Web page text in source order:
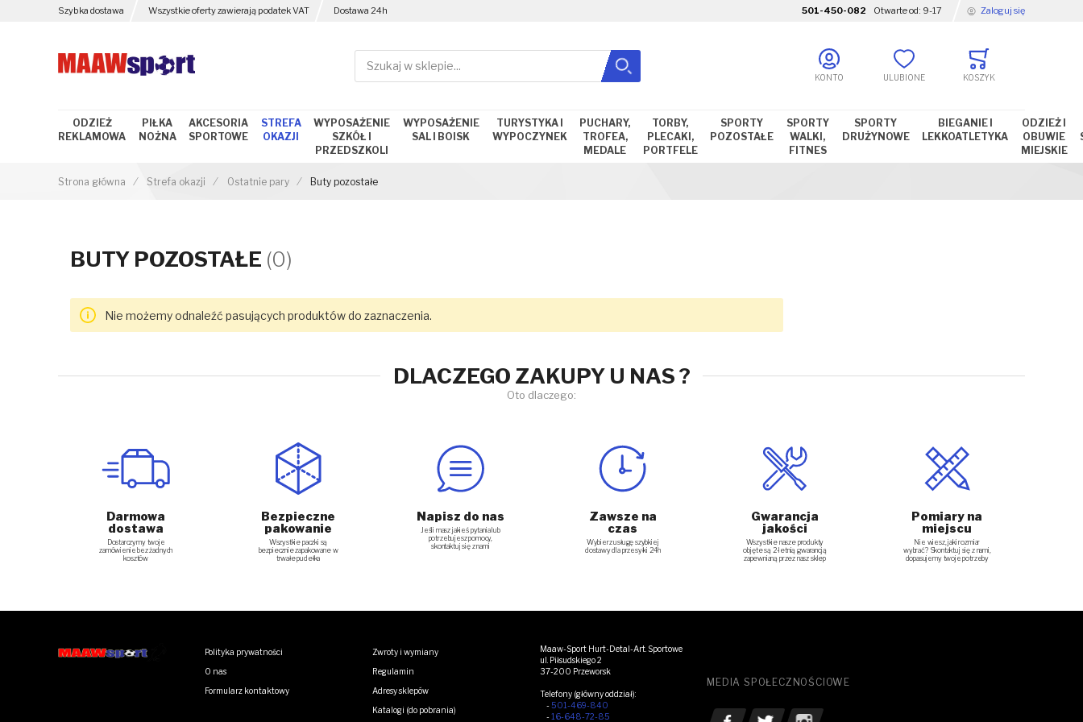
Szybka dostawa Wszystkie oferty zawierają podatek VAT Dostawa 24h 501-450-082 Otwarte od: 9-17 Zaloguj się
Zamknij wyszukiwanie
Szukaj KONTO ULUBIONE KOSZYK
ODZIEŻ
REKLAMOWA
PIŁKA
NOŻNA
AKCESORIA
SPORTOWE
STREFA
OKAZJI
WYPOSAŻENIE
SZKÓŁ I
PRZEDSZKOLI
WYPOSAŻENIE
SAL I BOISK
TURYSTYKA I
WYPOCZYNEK
PUCHARY,
TROFEA,
MEDALE
TORBY,
PLECAKI,
PORTFELE
SPORTY
POZOSTAŁE
SPORTY
WALKI,
FITNES
SPORTY
DRUŻYNOWE
BIEGANIE I
LEKKOATLETYKA
ODZIEŻ I
OBUWIE
MIEJSKIE
Strona główna Strefa okazji Ostatnie pary Buty pozostałe
BUTY POZOSTAŁE (0)
Nie możemy odnaleźć pasujących produktów do zaznaczenia.
DLACZEGO ZAKUPY U NAS ?
Oto dlaczego:
Darmowa
dostawa
Dostarczymy twoje
zamówienie bez żadnych
kosztów
Bezpieczne
pakowanie
Wszystkie paczki są
bezpiecznie zapakowane w
trwałe pudełka
Napisz do nas
Jeśli masz jakieś pytania lub
potrzebujesz pomocy,
skontaktuj się z nami
Zawsze na
czas
Wybierz usługę szybkiej
dostawy dla przesyłki 24h
Gwarancja
jakości
Wszystkie nasze produkty
objęte są 2-letnią gwarancją
zapewnianą przez nasz sklep
Pomiary na
miejscu
Nie wiesz, jaki rozmiar
wybrać? Skontaktuj się z nami,
dopasujemy twoje potrzeby
Polityka prywatności
O nas
Formularz kontaktowy
Zwroty i wymiany
Regulamin
Adresy sklepów
Katalogi (do pobrania)
Maaw-Sport Hurt-Detal-Art. Sportowe
ul. Piłsudskiego 2
37-200 Przeworsk
Telefony (główny oddział):
-501-469-840
-16-648-72-85
MEDIA SPOŁECZNOŚCIOWE
Zobacz nasz Facebook
Zobacz nasz Twitter
See our Instagram